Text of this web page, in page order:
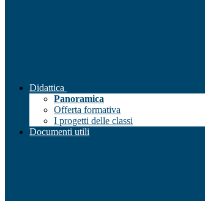
Didattica
Panoramica
Offerta formativa
I progetti delle classi
Documenti utili